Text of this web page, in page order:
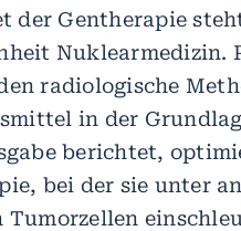
der Gentherapie
Nuklearmedizin.
radiologische
in der
berichtet,
bei der sie unter